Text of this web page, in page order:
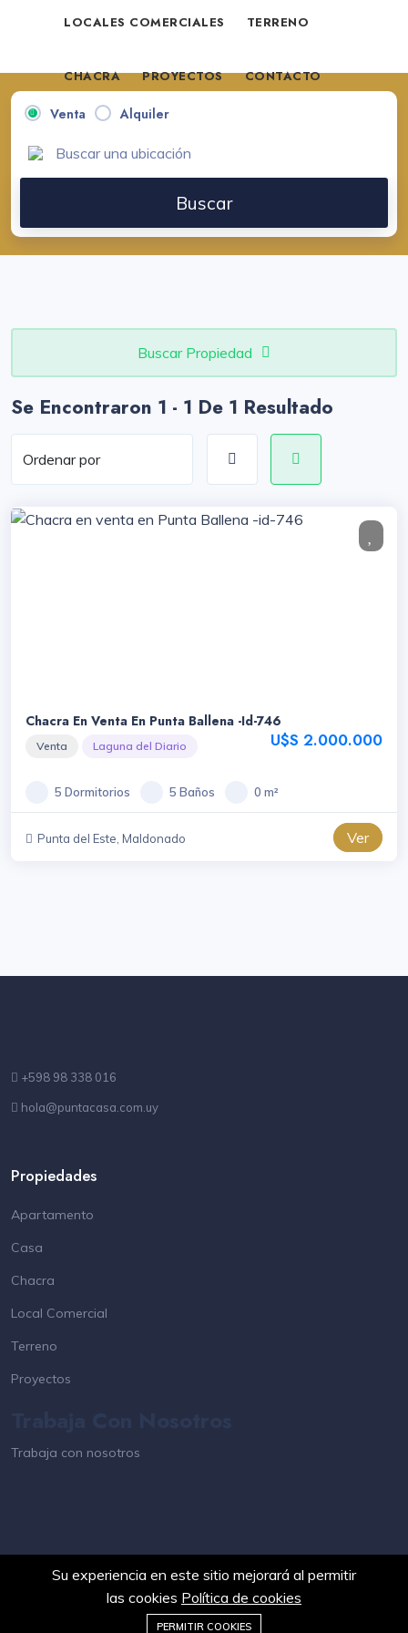
LOCALES COMERCIALES TERRENO
CHACRA PROYECTOS CONTACTO
VENDE TU PROPIEDAD
Venta Alquiler
Buscar
Buscar Propiedad
Se Encontraron 1 - 1 De 1 Resultado
Chacra En Venta En Punta Ballena -id-746
Venta Laguna del Diario U$S 2.000.000
5 Dormitorios 5 Baños 0 m²
Punta del Este, Maldonado Ver
+598 98 338 016
hola@puntacasa.com.uy
Propiedades
Apartamento
Casa
Chacra
Local Comercial
Terreno
Proyectos
Trabaja con nosotros
©2025 PuntaCasa.com.uy. Todos los derechos reservados
Su experiencia en este sitio mejorará al permitir
las cookies Política de cookies
PERMITIR COOKIES